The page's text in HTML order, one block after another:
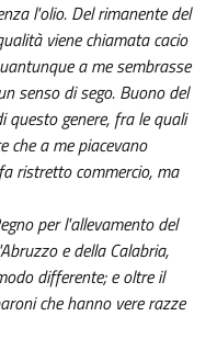
l'olio. Del rimanente del
viene chiamata cacio
a me sembrasse
senso di sego. Buono del
questo genere, fra le quali
che a me piacevano
ristretto commercio, ma
per l'allevamento del
e della Calabria,
differente; e oltre il
che hanno vere razze